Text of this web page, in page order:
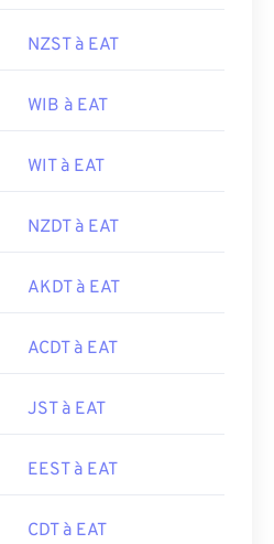
NZST à EAT
WIB à EAT
WIT à EAT
NZDT à EAT
AKDT à EAT
ACDT à EAT
JST à EAT
EEST à EAT
CDT à EAT